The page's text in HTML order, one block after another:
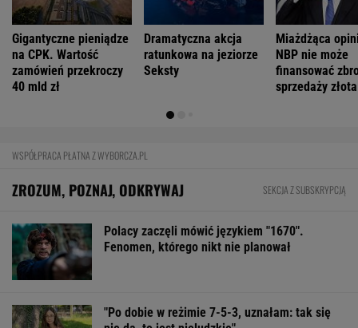
Gigantyczne pieniądze
na CPK. Wartość
zamówień przekroczy
40 mld zł
Dramatyczna akcja
ratunkowa na jeziorze
Seksty
Miażdżąca
NBP nie może
finansować
sprzedaży złota
WSPÓŁPRACA PŁATNA Z WYBORCZA.PL
ZROZUM, POZNAJ, ODKRYWAJ SEKCJA Z SUBSKRYPCJĄ
Polacy zaczęli mówić językiem "1670".
Fenomen, którego nikt nie planował
"Po dobie w reżimie 7-5-3, uznałam: tak się